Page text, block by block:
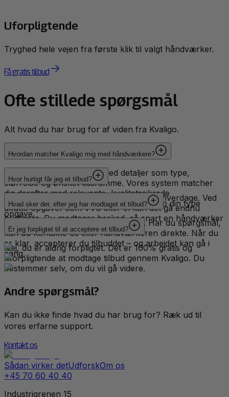
Uforpligtende
Tryghed hele vejen fra første klik til valgt håndværker.
Få gratis tilbud
Ofte stillede spørgsmål
Alt hvad du har brug for af viden fra Kvaligo.
Hvordan matcher Kvaligo mig med håndværkere?
Du beskriver din opgave med detaljer som type,
størrelse og ønsket tidsramme. Vores system matcher
dig derefter med relevante, kvalitetssikrede
håndværkere, der har erfaring med netop din type
opgave.
Hvor hurtigt får jeg et tilbud?
De fleste modtager et tilbud inden for få hverdage. Ved
akutte opgaver som VVS eller el kan det gå endnu
hurtigere. Du modtager besked, så snart en håndværker
har udarbejdet et tilbud til dig.
Hvad sker der, efter jeg har modtaget et tilbud?
Du gennemgår tilbuddet i ro og mag. Har du spørgsmål,
kan du kontakte os eller håndværkeren direkte. Når du
er klar, accepterer du tilbuddet – og arbejdet kan gå i
gang.
Er jeg forpligtet til at acceptere et tilbud?
Nej, du er aldrig forpligtet. Det er 100% gratis og
uforpligtende at modtage tilbud gennem Kvaligo. Du
bestemmer selv, om du vil gå videre.
Andre spørgsmål?
Kan du ikke finde hvad du har brug for? Ræk ud til
vores erfarne support.
Kontakt os
Sådan virker detUdforskOm os
+45 70 60 40 40
Industrigrenen 15